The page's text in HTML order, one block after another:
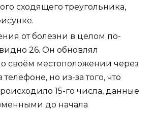
сходящего треугольника,
от болезни в целом по-
26. Он обновлял
своём местоположении через
но из-за того, что
15-го числа, данные
до начала